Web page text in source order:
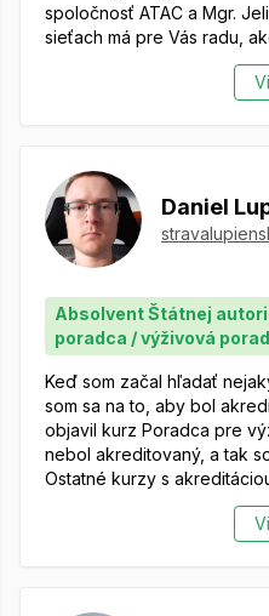
spoločnosť ATAC a Mgr.
sieťach má pre Vás radu,
Daniel
Absolvent Štátnej
poradca / výživová
Keď som začal hľadať
som sa na to, aby bol
objavil kurz Poradca pre
nebol akreditovaný, a tak
Ostatné kurzy s